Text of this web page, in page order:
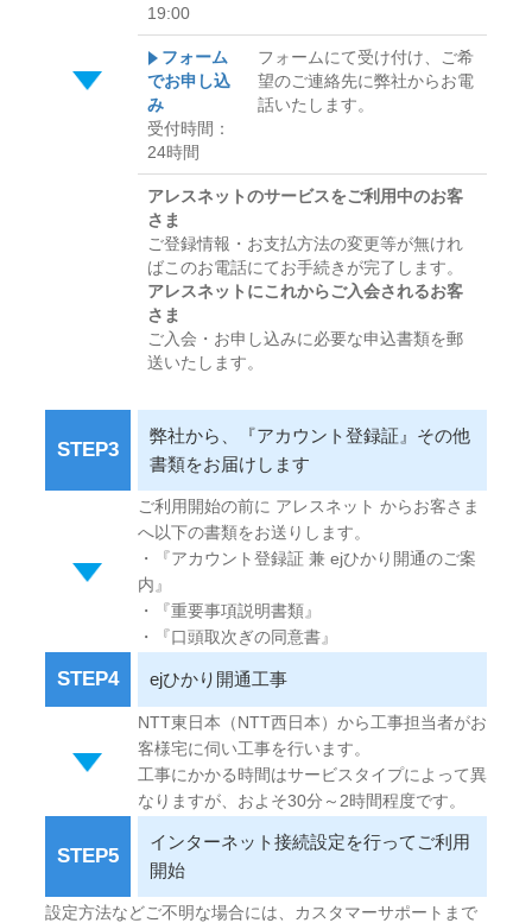
19:00
フォーム
でお申し込
み
受付時間：
24時間
フォームにて受け付け、ご希
望のご連絡先に弊社からお電
話いたします。
アレスネットのサービスをご利用中のお客
さま
ご登録情報・お支払方法の変更等が無けれ
ばこのお電話にてお手続きが完了します。
アレスネットにこれからご入会されるお客
さま
ご入会・お申し込みに必要な申込書類を郵
送いたします。
STEP3
弊社から、『アカウント登録証』その他
書類をお届けします
ご利用開始の前に アレスネット からお客さま
へ以下の書類をお送りします。
・『アカウント登録証 兼 ejひかり開通のご案
内』
・『重要事項説明書類』
・『口頭取次ぎの同意書』
STEP4 ejひかり開通工事
NTT東日本（NTT西日本）から工事担当者がお
客様宅に伺い工事を行います。
工事にかかる時間はサービスタイプによって異
なりますが、およそ30分～2時間程度です。
STEP5
インターネット接続設定を行ってご利用
開始
設定方法などご不明な場合には、カスタマーサポートまで